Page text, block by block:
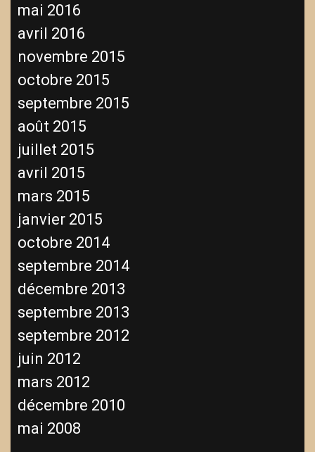
mai 2016
avril 2016
novembre 2015
octobre 2015
septembre 2015
août 2015
juillet 2015
avril 2015
mars 2015
janvier 2015
octobre 2014
septembre 2014
décembre 2013
septembre 2013
septembre 2012
juin 2012
mars 2012
décembre 2010
mai 2008